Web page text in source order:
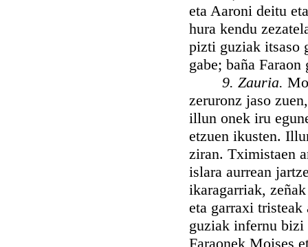
eta Aaroni deitu
hura kendu
pizti guziak itsaso
gabe; baña
9. Zauria.
zeruronz jaso
illun onek iru
etzuen ikusten.
ziran. Tximistaen
islara aurrean
ikaragarriak,
eta garraxi
guziak infernu bizi
Faraonek Moises